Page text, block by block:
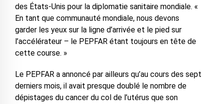
des États-Unis pour la diplomatie sanitaire mondiale. «
En tant que communauté mondiale, nous devons
garder les yeux sur la ligne d’arrivée et le pied sur
l’accélérateur – le PEPFAR étant toujours en tête de
cette course. »
Le PEPFAR a annoncé par ailleurs qu’au cours des sept
derniers mois, il avait presque doublé le nombre de
dépistages du cancer du col de l’utérus que son